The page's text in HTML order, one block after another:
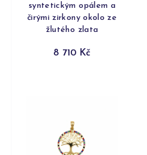
syntetickým opálem a
čirými zirkony okolo ze
žlutého zlata
8 710 Kč